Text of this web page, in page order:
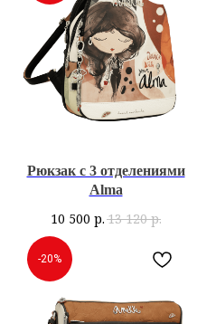
Рюкзак с 3 отделениями
Alma
10 500 р.13 120 р.
-20%